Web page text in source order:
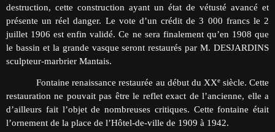
destruction, cette construction ayant un état de vétusté avancé et
présente un réel danger. Le vote d’un crédit de 3 000 francs le 2
juillet 1906 est enfin validé. Ce ne sera finalement qu’en 1908 que
le bassin et la grande vasque seront restaurés par M. DESJARDINS
sculpteur-marbrier Mantais.
Fontaine renaissance restaurée au début du XXesiècle. Cette
restauration ne pouvait pas être le reflet exact de l’ancienne, elle a
d’ailleurs fait l’objet de nombreuses critiques. Cette fontaine était
l’ornement de la place de l’Hôtel-de-ville de 1909 à 1942.